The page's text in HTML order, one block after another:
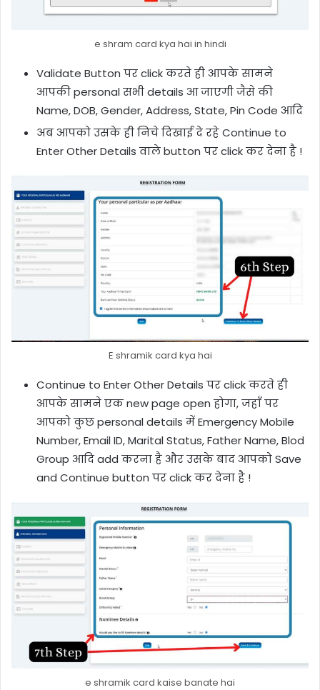
e shram card kya hai in hindi
Validate Button पर click करते ही आपके सामने
आपकी personal सभी details आ जाएगी जैसे की
Name, DOB, Gender, Address, State, Pin Code आदि
अब आपको उसके ही निचे दिखाई दे रहे Continue to
Enter Other Details वाले button पर click कर देना है !
E shramik card kya hai
Continue to Enter Other Details पर click करते ही
आपके सामने एक new page open होगा, जहाँ पर
आपको कुछ personal details में Emergency Mobile
Number, Email ID, Marital Status, Father Name, Blod
Group आदि add करना है और उसके बाद आपको Save
and Continue button पर click कर देना है !
e shramik card kaise banate hai